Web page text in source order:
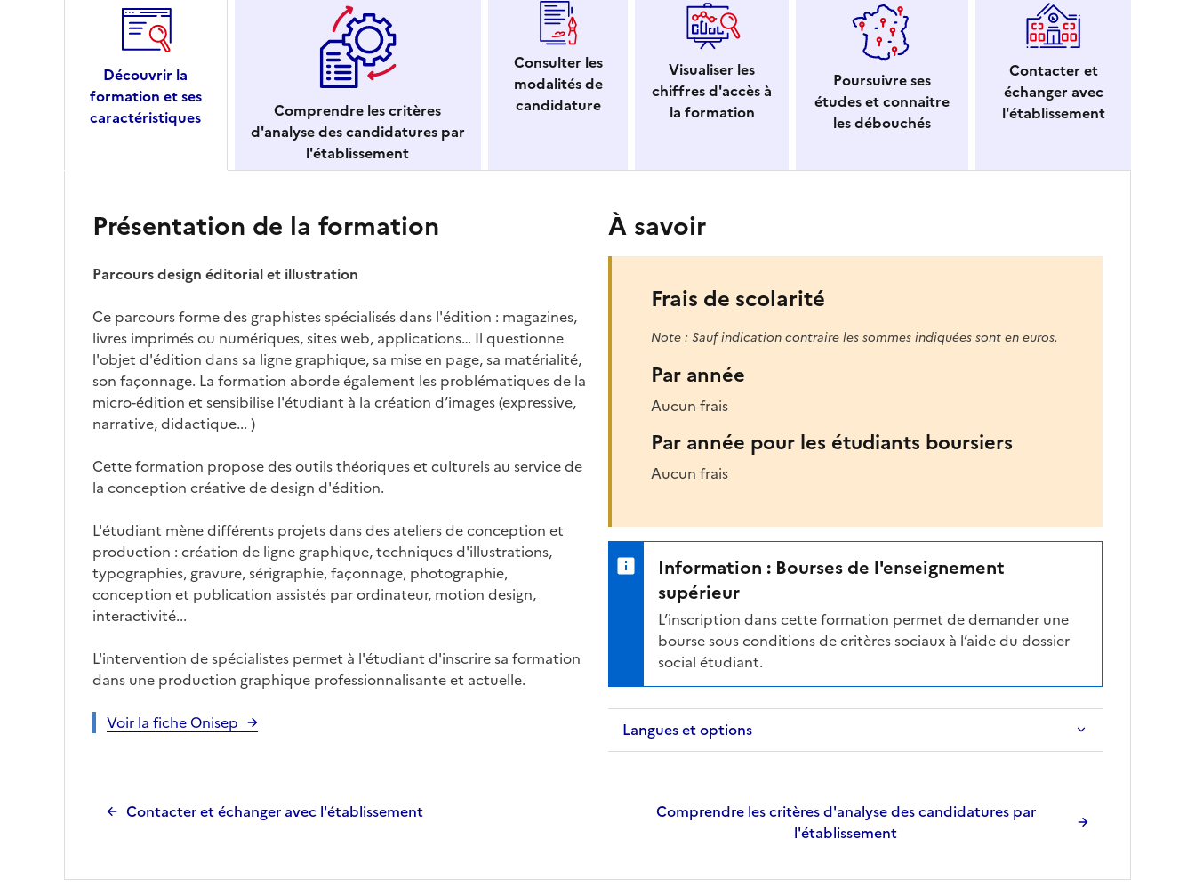
Découvrir la
formation et ses
caractéristiques
Comprendre les critères
d'analyse des candidatures par
l'établissement
Consulter les
modalités de
candidature
Visualiser les
chiffres d'accès à
la formation
Poursuivre ses
études et connaitre
les débouchés
Contacter et
échanger avec
l'établissement
Présentation de la formation
Parcours design éditorial et illustration
Ce parcours forme des graphistes spécialisés dans l'édition : magazines,
livres imprimés ou numériques, sites web, applications… Il questionne
l'objet d'édition dans sa ligne graphique, sa mise en page, sa matérialité,
son façonnage. La formation aborde également les problématiques de la
micro-édition et sensibilise l'étudiant à la création d’images (expressive,
narrative, didactique... )
Cette formation propose des outils théoriques et culturels au service de
la conception créative de design d'édition.
L'étudiant mène différents projets dans des ateliers de conception et
production : création de ligne graphique, techniques d'illustrations,
typographies, gravure, sérigraphie, façonnage, photographie,
conception et publication assistés par ordinateur, motion design,
interactivité...
L'intervention de spécialistes permet à l'étudiant d'inscrire sa formation
dans une production graphique professionnalisante et actuelle.
Voir la fiche Onisep
À savoir
Frais de scolarité
Note : Sauf indication contraire les sommes indiquées sont en euros.
Par année
Aucun frais
Par année pour les étudiants boursiers
Aucun frais
Information : Bourses de l'enseignement
supérieur
L’inscription dans cette formation permet de demander une
bourse sous conditions de critères sociaux à l’aide du dossier
social étudiant.
Langues et options
Contacter et échanger avec l'établissement
Comprendre les critères d'analyse des candidatures par
l'établissement